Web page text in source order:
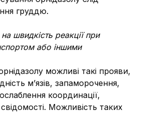
груддю.
швидкість реакції при
або іншими
можливі такі прояви,
м’язів, запаморочення,
координації,
Можливість таких